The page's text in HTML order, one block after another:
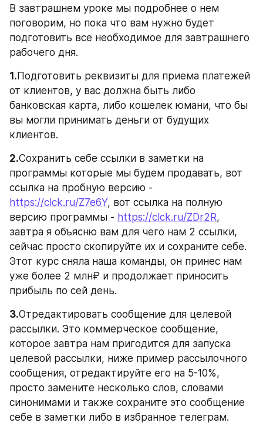
В завтрашнем уроке мы подробнее о нем
поговорим, но пока что вам нужно будет
подготовить все необходимое для завтрашнего
рабочего дня.
1.Подготовить реквизиты для приема платежей
от клиентов, у вас должна быть либо
банковская карта, либо кошелек юмани, что бы
вы могли принимать деньги от будущих
клиентов.
2.Сохранить себе ссылки в заметки на
программы которые мы будем продавать, вот
https://clck.ru/Z7e6Y, вот ссылка на полную
версию программы - https://clck.ru/ZDr2R,
завтра я объясню вам для чего нам 2 ссылки,
сейчас просто скопируйте их и сохраните себе.
Этот курс сняла наша команды, он принес нам
уже более 2 млн₽ и продолжает приносить
прибыль по сей день.
3.Отредактировать сообщение для целевой
рассылки. Это коммерческое сообщение,
которое завтра нам пригодится для запуска
целевой рассылки, ниже пример рассылочного
сообщения, отредактируйте его на 5-10%,
просто замените несколько слов, словами
синонимами и также сохраните это сообщение
себе в заметки либо в избранное телеграм.